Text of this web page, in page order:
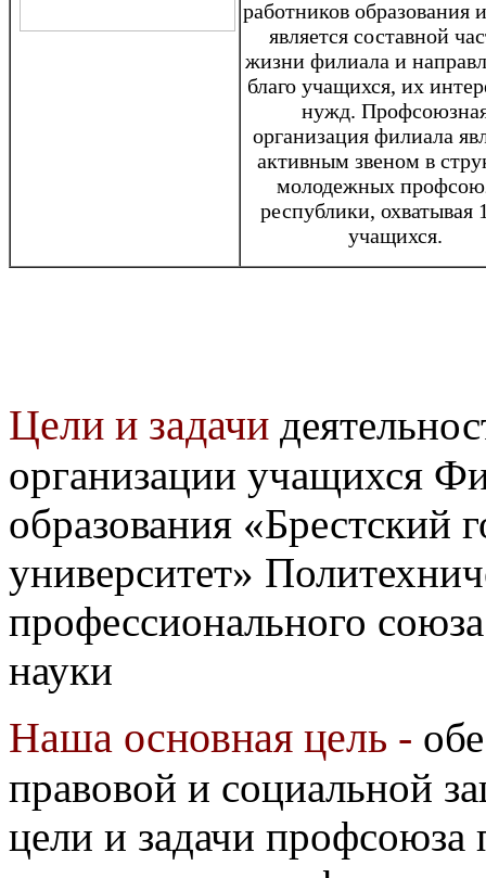
работников образования
является составной
жизни филиала и
благо учащихся, их
нужд.
организация филиала
активным звеном в
молодежных
республики, охватывая
учащихся.
Цели и задачи
организации учащихся
образования «Брестский
университет»
профессионального
науки
Наша основная цель -
правовой и социальной
цели и задачи профсоюза